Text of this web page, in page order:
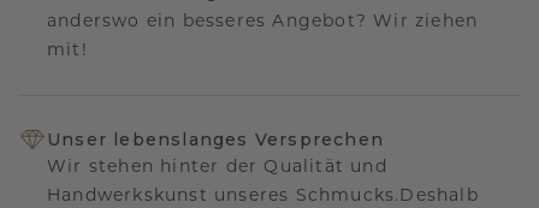
anderswo ein besseres Angebot? Wir ziehen
mit!
Unser lebenslanges Versprechen
Wir stehen hinter der Qualität und
Handwerkskunst unseres Schmucks.Deshalb